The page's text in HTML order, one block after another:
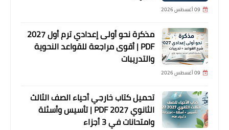
09 أغسطس 2026
مذكرة نحو أولى إعدادي ترم أول 2027
PDF | أقوى مراجعة للقواعد النحوية
والتدريبات
09 أغسطس 2026
تحميل كتاب خارجي أحياء الصف الثالث
الثانوي 2027 PDF | تأسيس وأسئلة
وامتحانات في 3 أجزاء